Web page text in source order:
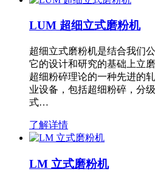
LUM 超细立式磨粉机
超细立式磨粉机是结合我们
它的设计和研究的基础上立
超细粉碎理论的一种先进的
业设备，包括超细粉碎，分
式…
了解详情
LM 立式磨粉机